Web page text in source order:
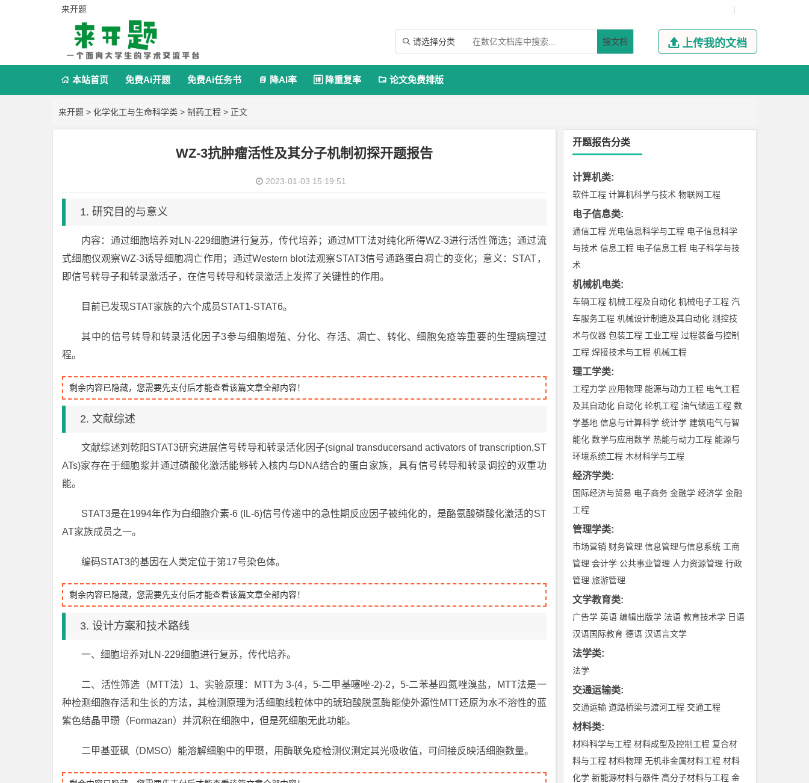
来开题 |
 请选择分类 搜文档  上传我的文档
 本站首页 免费Ai开题 免费Ai任务书  降AI率  降重复率  论文免费排版
来开题 > 化学化工与生命科学类 > 制药工程 > 正文
WZ-3抗肿瘤活性及其分子机制初探开题报告
2023-01-03 15:19:51
1. 研究目的与意义
内容：通过细胞培养对LN-229细胞进行复苏，传代培养；通过MTT法对纯化所得WZ-3进行活性筛选；通过流
式细胞仪观察WZ-3诱导细胞凋亡作用；通过Western blot法观察STAT3信号通路蛋白凋亡的变化；意义：STAT，
即信号转导子和转录激活子，在信号转导和转录激活上发挥了关键性的作用。
目前已发现STAT家族的六个成员STAT1-STAT6。
其中的信号转导和转录活化因子3参与细胞增殖、分化、存活、凋亡、转化、细胞免疫等重要的生理病理过
程。
剩余内容已隐藏，您需要先支付后才能查看该篇文章全部内容！
2. 文献综述
文献综述刘乾阳STAT3研究进展信号转导和转录活化因子(signal transducersand activators of transcription,ST
ATs)家存在于细胞浆并通过磷酸化激活能够转入核内与DNA结合的蛋白家族，具有信号转导和转录调控的双重功
能。
STAT3是在1994年作为白细胞介素-6 (IL-6)信号传递中的急性期反应因子被纯化的，是酪氨酸磷酸化激活的ST
AT家族成员之一。
编码STAT3的基因在人类定位于第17号染色体。
剩余内容已隐藏，您需要先支付后才能查看该篇文章全部内容！
3. 设计方案和技术路线
一、细胞培养对LN-229细胞进行复苏，传代培养。
二、活性筛选（MTT法）1、实验原理：MTT为 3-(4，5-二甲基噻唑-2)-2，5-二苯基四氮唑溴盐，MTT法是一
种检测细胞存活和生长的方法，其检测原理为活细胞线粒体中的琥珀酸脱氢酶能使外源性MTT还原为水不溶性的蓝
紫色结晶甲瓒（Formazan）并沉积在细胞中，但是死细胞无此功能。
二甲基亚砜（DMSO）能溶解细胞中的甲瓒，用酶联免疫检测仪测定其光吸收值，可间接反映活细胞数量。
开题报告分类
计算机类:
软件工程 计算机科学与技术 物联网工程
电子信息类:
通信工程 光电信息科学与工程 电子信息科学
与技术 信息工程 电子信息工程 电子科学与技
术
机械机电类:
车辆工程 机械工程及自动化 机械电子工程 汽
车服务工程 机械设计制造及其自动化 测控技
术与仪器 包装工程 工业工程 过程装备与控制
工程 焊接技术与工程 机械工程
理工学类:
工程力学 应用物理 能源与动力工程 电气工程
及其自动化 自动化 轮机工程 油气储运工程 数
学基地 信息与计算科学 统计学 建筑电气与智
能化 数学与应用数学 热能与动力工程 能源与
环境系统工程 木材科学与工程
经济学类:
国际经济与贸易 电子商务 金融学 经济学 金融
工程
管理学类:
市场营销 财务管理 信息管理与信息系统 工商
管理 会计学 公共事业管理 人力资源管理 行政
管理 旅游管理
文学教育类:
广告学 英语 编辑出版学 法语 教育技术学 日语
汉语国际教育 德语 汉语言文学
法学类:
法学
交通运输类:
交通运输 道路桥梁与渡河工程 交通工程
材料类:
材料科学与工程 材料成型及控制工程 复合材
料与工程 材料物理 无机非金属材料工程 材料
化学 新能源材料与器件 高分子材料与工程 金